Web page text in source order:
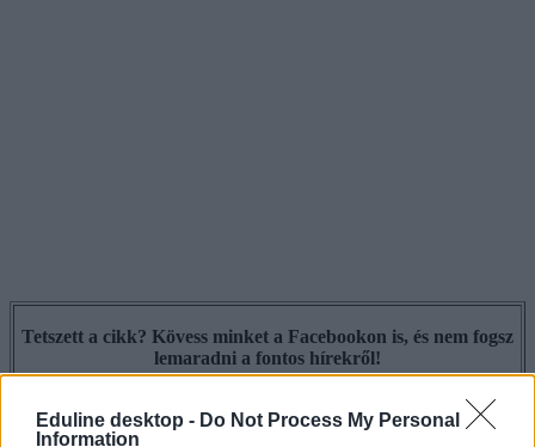
Eduline desktop - Do Not Process My Personal
Information
Tetszett a cikk? Kövess minket a Facebookon is, és nem fogsz
lemaradni a fontos hírekről!